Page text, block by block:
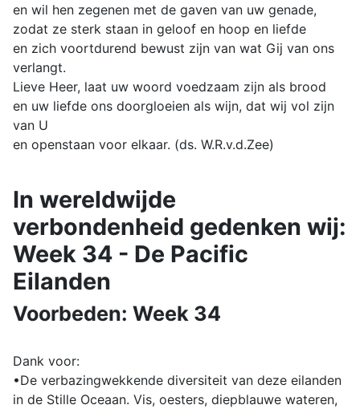
en wil hen zegenen met de gaven van uw genade,
zodat ze sterk staan in geloof en hoop en liefde
en zich voortdurend bewust zijn van wat Gij van ons
verlangt.
Lieve Heer, laat uw woord voedzaam zijn als brood
en uw liefde ons doorgloeien als wijn, dat wij vol zijn
van U
en openstaan voor elkaar. (ds. W.R.v.d.Zee)
In wereldwijde
verbondenheid gedenken wij:
Week 34 - De Pacific
Eilanden
Voorbeden: Week 34
Dank voor:
•De verbazingwekkende diversiteit van deze eilanden
in de Stille Oceaan. Vis, oesters, diepblauwe wateren,